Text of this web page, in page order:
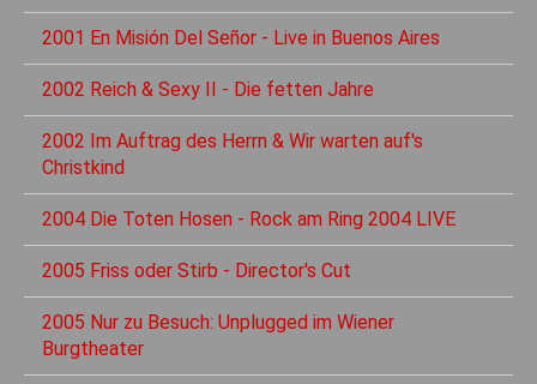
2001 En Misión Del Señor - Live in Buenos Aires
2002 Reich & Sexy II - Die fetten Jahre
2002 Im Auftrag des Herrn & Wir warten auf's
Christkind
2004 Die Toten Hosen - Rock am Ring 2004 LIVE
2005 Friss oder Stirb - Director's Cut
2005 Nur zu Besuch: Unplugged im Wiener
Burgtheater